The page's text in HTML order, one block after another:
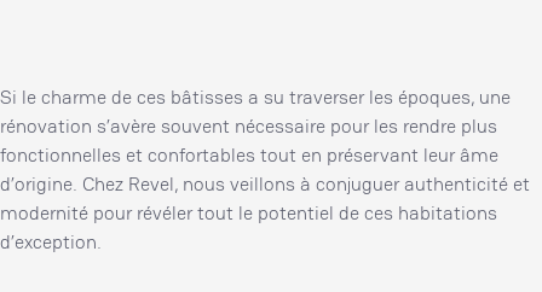
Si le charme de ces bâtisses a su traverser les époques, une
rénovation s’avère souvent nécessaire pour les rendre plus
fonctionnelles et confortables tout en préservant leur âme
d’origine. Chez Revel, nous veillons à conjuguer authenticité et
modernité pour révéler tout le potentiel de ces habitations
d’exception.